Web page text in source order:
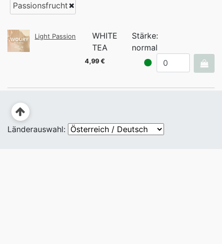
Passionsfrucht
Light Passion
WHITE
TEA
Stärke:
normal
4,99 €
Länderauswahl: